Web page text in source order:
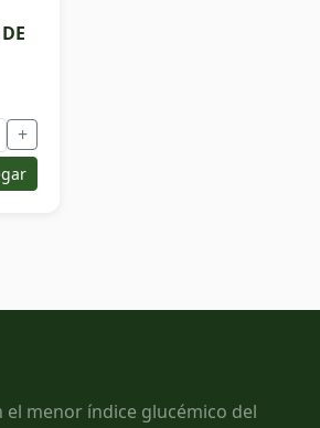
+
el menor índice glucémico del